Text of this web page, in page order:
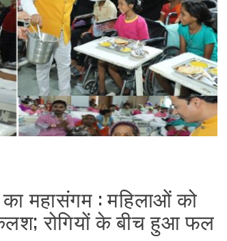
महासंगम : महिलाओं को
रोगियों के बीच हुआ फल